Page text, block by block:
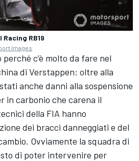
RB19
Images
perché c’è molto da fare nel
di Verstappen: oltre alla
anche danni alla sospensione
in carbonio che carena il
della FIA hanno
dei bracci danneggiati e del
Ovviamente la squadra di
di poter intervenire per